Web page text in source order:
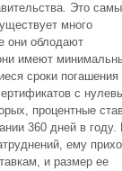
Это
много
они облодают
имеют
сроки погашения
с
процентные
360 дней в году.
ему
и размер ее